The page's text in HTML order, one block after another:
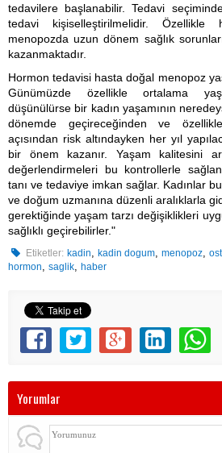
tedavilere başlanabilir. Tedavi
tedavi kişiselleştirilmelidir. Özellikle
menopozda uzun dönem sağlık
kazanmaktadır.
Hormon tedavisi hasta doğal menopoz
Günümüzde özellikle ortalama
düşünülürse bir kadın yaşamının
dönemde geçireceğinden ve
açısından risk altındayken her yıl
bir önem kazanır. Yaşam kalitesini
değerlendirmeleri bu kontrollerle
tanı ve tedaviye imkan sağlar. Kadınlar
ve doğum uzmanına düzenli aralıklarla
gerektiğinde yaşam tarzı değişiklikleri
sağlıklı geçirebilirler."
Etiketler: kadin,kadin dogum,menopoz,
hormon, saglik, haber
Yorumlar